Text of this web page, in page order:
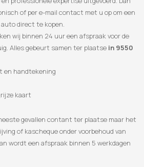
of per e-mail contact met u op om een
direct te kopen.
wij binnen 24 uur een afspraak voor de
Alles gebeurt samen ter plaatse in 9550
en handtekening
kaart
gevallen contant ter plaatse maar het
of kascheque onder voorbehoud van
wordt een afspraak binnen 5 werkdagen